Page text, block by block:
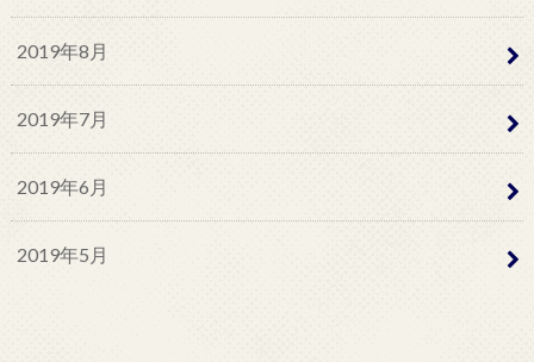
2019年8月
2019年7月
2019年6月
2019年5月